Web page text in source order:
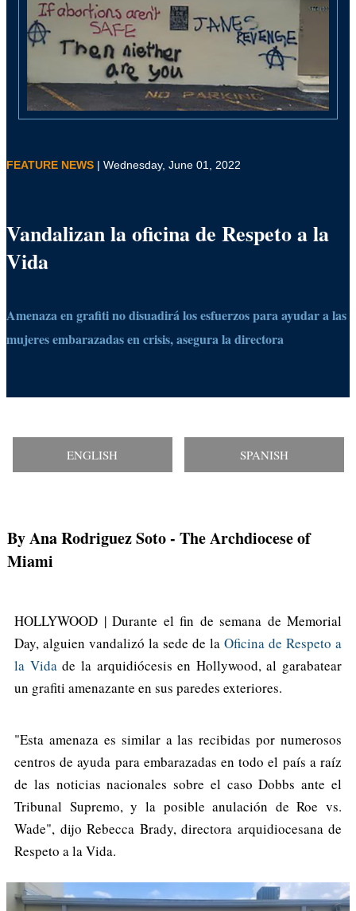
FEATURE NEWS | Wednesday, June 01, 2022
Vandalizan la oficina de Respeto a la
Vida
Amenaza en grafiti no disuadirá los esfuerzos para ayudar a las
mujeres embarazadas en crisis, asegura la directora
ENGLISH SPANISH
By Ana Rodriguez Soto- The Archdiocese of
Miami
HOLLYWOOD | Durante el fin de semana de Memorial
Day, alguien vandalizó la sede de la Oficina de Respeto a
la Vidade la arquidiócesis en Hollywood, al garabatear
un grafiti amenazante en sus paredes exteriores.
"Esta amenaza es similar a las recibidas por numerosos
centros de ayuda para embarazadas en todo el país a raíz
de las noticias nacionales sobre el caso Dobbs ante el
Tribunal Supremo, y la posible anulación de Roe vs.
Wade", dijo Rebecca Brady, directora arquidiocesana de
Respeto a la Vida.